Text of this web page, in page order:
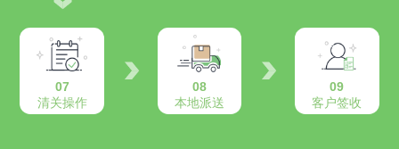
07
清关操作
08
本地派送
09
客户签收